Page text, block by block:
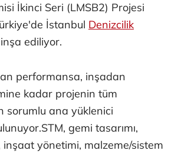
İkinci Seri (LMSB2) Projesi
İstanbul Denizcilik
inşa ediliyor.
performansa, inşadan
kadar projenin tüm
sorumlu ana yüklenici
gemi tasarımı,
yönetimi, malzeme/sistem